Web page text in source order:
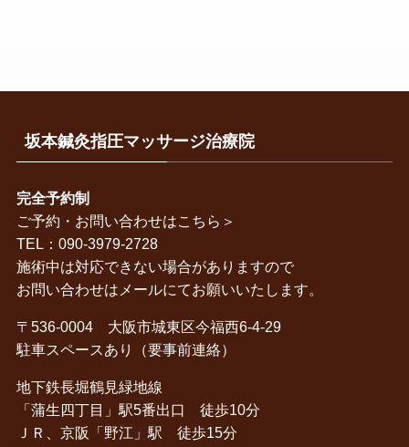
坂本鍼灸指圧マッサージ治療院
完全予約制
ご予約・お問い合わせはこちら＞
TEL：090-3979-2728
施術中は対応できない場合がありますので
お問い合わせはメールにてお願いいたします。
〒536-0004 大阪市城東区今福西6‐4‐29
駐車スペースあり（要事前連絡）
地下鉄長堀鶴見緑地線
「蒲生四丁目」駅5番出口 徒歩10分
ＪＲ、京阪「野江」駅 徒歩15分